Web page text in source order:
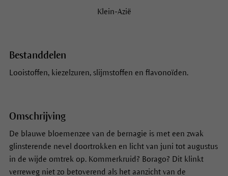
Klein-Azië
Bestanddelen
Looistoffen, kiezelzuren, slijmstoffen en flavonoïden.
Omschrijving
De blauwe bloemenzee van de bernagie is met een zwak
glinsterende nevel doortrokken en licht van juni tot augustus
in de wijde omtrek op. Kommerkruid? Borago? Dit klinkt
verreweg niet zo betoverend als het aanzicht van de